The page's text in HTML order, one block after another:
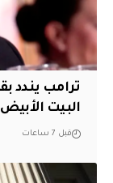
ترامب يندد
البيت
قبل 7 ساعات